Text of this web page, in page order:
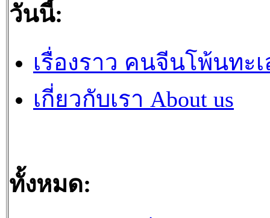
วันนี้:
เรื่องราว คนจีนโพ้นทะ
เกี่ยวกับเรา About us
ทั้งหมด: